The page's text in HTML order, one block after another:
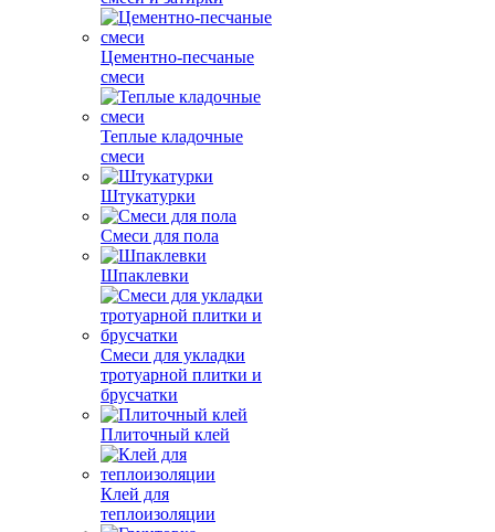
Цементно-песчаные
смеси
Теплые кладочные
смеси
Штукатурки
Смеси для пола
Шпаклевки
Смеси для укладки
тротуарной плитки и
брусчатки
Плиточный клей
Клей для
теплоизоляции